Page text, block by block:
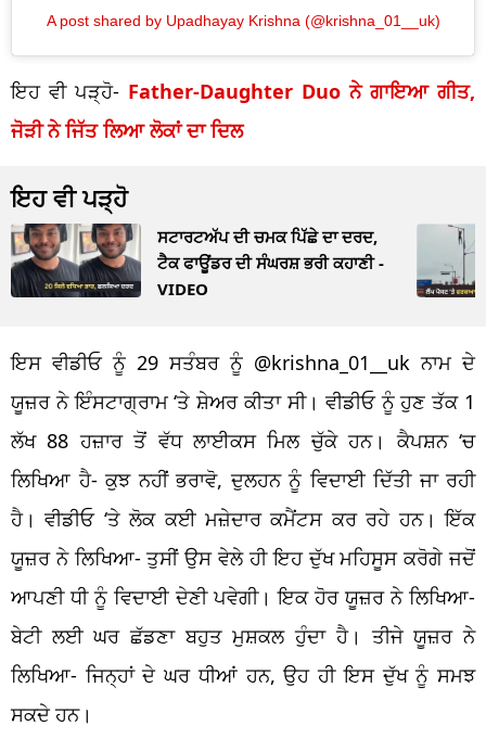
A post shared by Upadhayay Krishna (@krishna_01__uk)
ਇਹ ਵੀ ਪੜ੍ਹੋ- Father-Daughter Duo ਨੇ ਗਾਇਆ ਗੀਤ,
ਜੋੜੀ ਨੇ ਜਿੱਤ ਲਿਆ ਲੋਕਾਂ ਦਾ ਦਿਲ
ਇਹ ਵੀ ਪੜ੍ਹੋ
ਸਟਾਰਟਅੱਪ ਦੀ ਚਮਕ ਪਿੱਛੇ ਦਾ ਦਰਦ,
ਟੈਕ ਫਾਊਂਡਰ ਦੀ ਸੰਘਰਸ਼ ਭਰੀ ਕਹਾਣੀ -
VIDEO
ਇਸ ਵੀਡੀਓ ਨੂੰ 29 ਸਤੰਬਰ ਨੂੰ @krishna_01__uk ਨਾਮ ਦੇ
ਯੂਜ਼ਰ ਨੇ ਇੰਸਟਾਗ੍ਰਾਮ ‘ਤੇ ਸ਼ੇਅਰ ਕੀਤਾ ਸੀ। ਵੀਡੀਓ ਨੂੰ ਹੁਣ ਤੱਕ 1
ਲੱਖ 88 ਹਜ਼ਾਰ ਤੋਂ ਵੱਧ ਲਾਈਕਸ ਮਿਲ ਚੁੱਕੇ ਹਨ। ਕੈਪਸ਼ਨ ‘ਚ
ਲਿਖਿਆ ਹੈ- ਕੁਝ ਨਹੀਂ ਭਰਾਵੋ, ਦੁਲਹਨ ਨੂੰ ਵਿਦਾਈ ਦਿੱਤੀ ਜਾ ਰਹੀ
ਹੈ। ਵੀਡੀਓ ‘ਤੇ ਲੋਕ ਕਈ ਮਜ਼ੇਦਾਰ ਕਮੈਂਟਸ ਕਰ ਰਹੇ ਹਨ। ਇੱਕ
ਯੂਜ਼ਰ ਨੇ ਲਿਖਿਆ- ਤੁਸੀਂ ਉਸ ਵੇਲੇ ਹੀ ਇਹ ਦੁੱਖ ਮਹਿਸੂਸ ਕਰੋਗੇ ਜਦੋਂ
ਆਪਣੀ ਧੀ ਨੂੰ ਵਿਦਾਈ ਦੇਣੀ ਪਵੇਗੀ। ਇਕ ਹੋਰ ਯੂਜ਼ਰ ਨੇ ਲਿਖਿਆ-
ਬੇਟੀ ਲਈ ਘਰ ਛੱਡਣਾ ਬਹੁਤ ਮੁਸ਼ਕਲ ਹੁੰਦਾ ਹੈ। ਤੀਜੇ ਯੂਜ਼ਰ ਨੇ
ਲਿਖਿਆ- ਜਿਨ੍ਹਾਂ ਦੇ ਘਰ ਧੀਆਂ ਹਨ, ਉਹ ਹੀ ਇਸ ਦੁੱਖ ਨੂੰ ਸਮਝ
ਸਕਦੇ ਹਨ।